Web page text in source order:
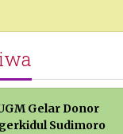
Gelar Donor
Sudimoro